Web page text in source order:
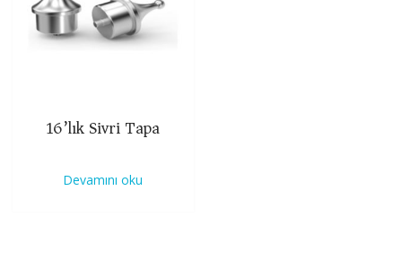
16’lık Sivri Tapa
Devamını oku